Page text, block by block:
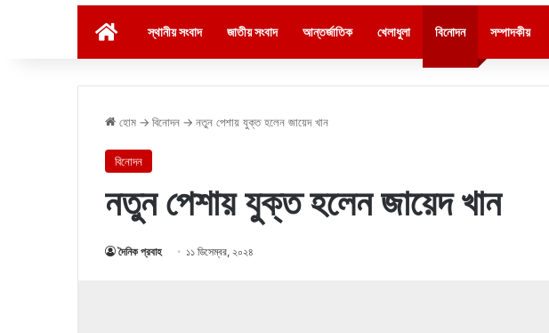
স্থানীয় সংবাদ জাতীয় সংবাদ আন্তর্জাতিক খেলাধুলা বিনোদন সম্পাদকীয়
হোম → বিনোদন → নতুন পেশায় যুক্ত হলেন জায়েদ খান
বিনোদন
নতুন পেশায় যুক্ত হলেন জায়েদ খান
দৈনিক প্রবাহ ১১ ডিসেম্বর, ২০২৪